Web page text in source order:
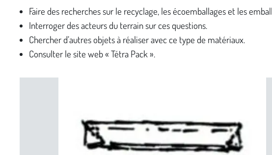
Faire des recherches sur le recyclage, les écoemballages et les
Interroger des acteurs du terrain sur ces questions.
Chercher d’autres objets à réaliser avec ce type de matériaux.
Consulter le site web « Tétra Pack ».